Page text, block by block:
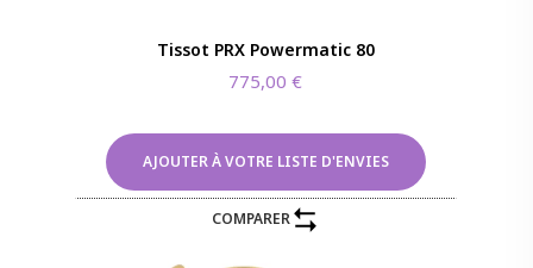
Tissot PRX Powermatic 80
775,00€
AJOUTER À VOTRE LISTE D'ENVIES
COMPARER